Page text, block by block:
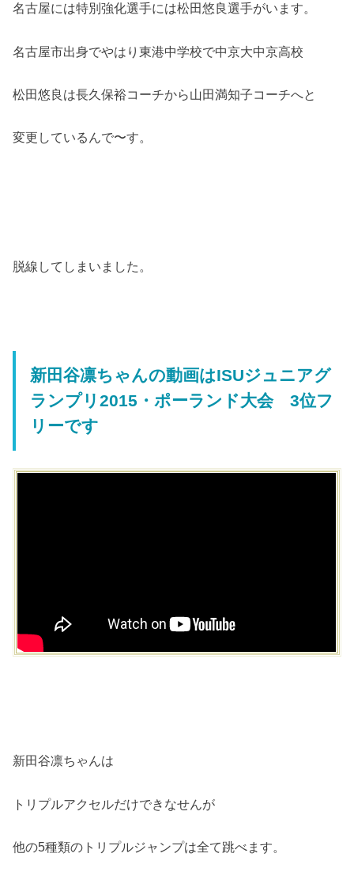
名古屋には特別強化選手には松田悠良選手がいます。
名古屋市出身でやはり東港中学校で中京大中京高校
松田悠良は長久保裕コーチから山田満知子コーチへと
変更しているんで〜す。
脱線してしまいました。
新田谷凛ちゃんの動画はISUジュニアグ
ランプリ2015・ポーランド大会 3位フ
リーです
新田谷凛ちゃんは
トリプルアクセルだけできなせんが
他の5種類のトリプルジャンプは全て跳べます。